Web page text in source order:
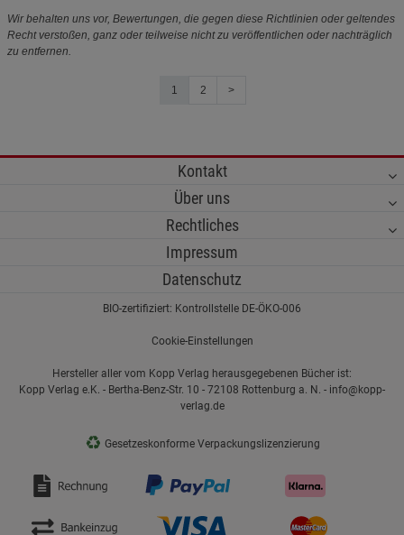
Wir behalten uns vor, Bewertungen, die gegen diese Richtlinien oder geltendes
Recht verstoßen, ganz oder teilweise nicht zu veröffentlichen oder nachträglich
zu entfernen.
1 2 >
Kontakt
Über uns
Rechtliches
Impressum
Datenschutz
BIO-zertifiziert: Kontrollstelle DE-ÖKO-006
Cookie-Einstellungen
Hersteller aller vom Kopp Verlag herausgegebenen Bücher ist:
Kopp Verlag e.K. - Bertha-Benz-Str. 10 - 72108 Rottenburg a. N. - info@kopp-
verlag.de
♻ Gesetzeskonforme Verpackungslizenzierung